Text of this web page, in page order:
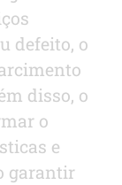
defeito, o
disso, o
o
e
garantir